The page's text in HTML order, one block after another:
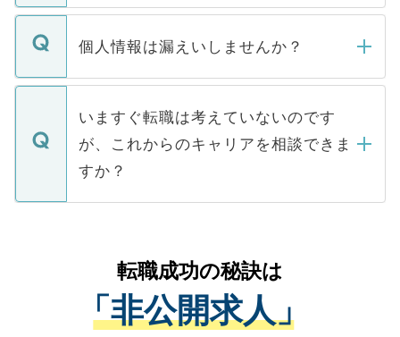
ません。
■応募殺到を避けるため 人気のある医療機
関を公にしてしまうと、応募が殺到する場
に、医療機関が求める条件に合った人材の
みを人材紹介会社に依頼するケースが増え
ています。
転職・入職を強要することは一切ありませ
ん。また、仮に応募先から内定をいただい
定を承諾する必要はありません。内定先へ
の辞退の連絡はキャリアパートナーが行い
個人情報は漏えいしませんか？
個人情報が漏えいすることはありませんの
で、ご安心ください。当サイトからの登録
などで収集したご登録者様の個人情報は、
ご本人のキャリアアップおよび転職活動の
支援を目的に使用いたします。お預かりし
ているすべての個人データはご本人の許可
は、個人情報の取り扱いについての厳密な
管理基準を満たした事業者のみに付与され
る、プライバシーマークを取得済みです。
いますぐ転職は考えていないのです
が、これからのキャリアを相談できま
すか？
かがいして、現在の医療機関の状況や紹介
経験をまじえながら、適切なアドバイスを
させていただきます。すぐにご転職をされ
ない方には、長期的なサポートが可能です
転職成功の秘訣は
「非公開求人」